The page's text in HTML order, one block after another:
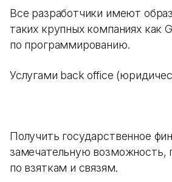
Все разработчики имеют
таких крупных компаниях как
по программированию.
Услугами back office
Получить государственное
замечательную возможность,
по взяткам и связям.